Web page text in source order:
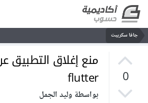
جافا سكريبت
0
منع إغلاق التطبيق
flutter
بواسطة وليد الجمل